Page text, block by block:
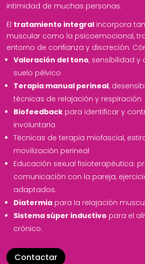
intimidad de muchas personas.
El tratamiento integral incorpora
muscular como la psicoemocional,
entorno de confianza y discreción.
Valoración del tono, sensibilidad y
suelo pélvico
Terapia manual perineal,
técnicas de relajación y respiración
Biofeedback para identificar y
involuntaria
Técnicas de terapia miofascial,
movilización perineal
Educación sexual fisioterapéutica:
comunicación con la pareja,
adaptados.
Diatermia para la relajación
Sistema súper inductivo para el
crónico.
Contactar